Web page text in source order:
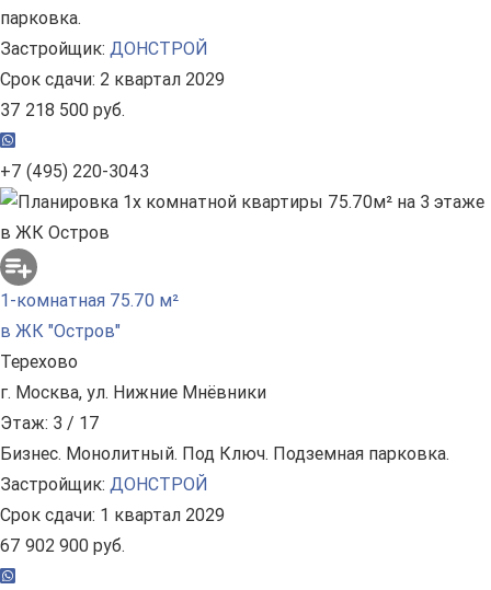
парковка.
Застройщик: ДОНСТРОЙ
Срок сдачи: 2 квартал 2029
37 218 500 руб.
+7 (495) 220-3043
1-комнатная 75.70 м²
в ЖК "Остров"
Терехово
г. Москва, ул. Нижние Мнёвники
Этаж: 3 / 17
Бизнес. Монолитный. Под Ключ. Подземная парковка.
Застройщик: ДОНСТРОЙ
Срок сдачи: 1 квартал 2029
67 902 900 руб.